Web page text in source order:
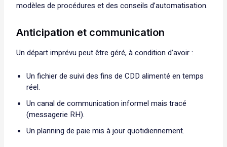
modèles de procédures et des conseils d’automatisation.
Anticipation et communication
Un départ imprévu peut être géré, à condition d’avoir :
Un fichier de suivi des fins de CDD alimenté en temps
réel.
Un canal de communication informel mais tracé
(messagerie RH).
Un planning de paie mis à jour quotidiennement.